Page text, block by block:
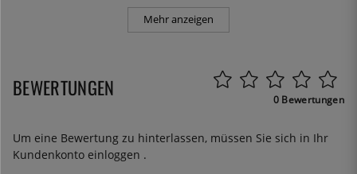
Mehr anzeigen
BEWERTUNGEN 0 Bewertungen
Um eine Bewertung zu hinterlassen, müssen Sie sich in Ihr
Kundenkonto einloggen .